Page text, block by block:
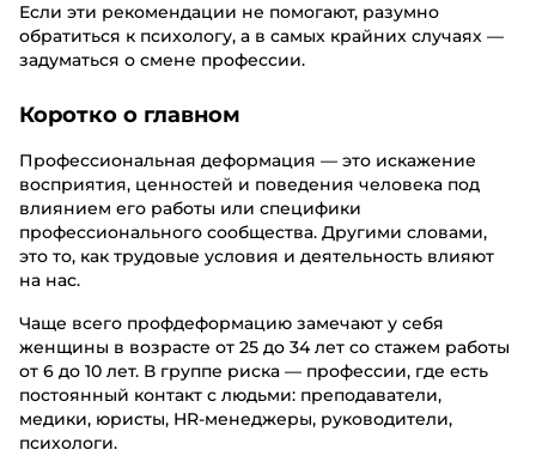
Если эти рекомендации не помогают, разумно
обратиться к психологу, а в самых крайних случаях —
задуматься о смене профессии.
Коротко о главном
Профессиональная деформация — это искажение
восприятия, ценностей и поведения человека под
влиянием его работы или специфики
профессионального сообщества. Другими словами,
это то, как трудовые условия и деятельность влияют
на нас.
Чаще всего профдеформацию замечают у себя
женщины в возрасте от 25 до 34 лет со стажем работы
от 6 до 10 лет. В группе риска — профессии, где есть
постоянный контакт с людьми: преподаватели,
медики, юристы, HR-менеджеры, руководители,
психологи.